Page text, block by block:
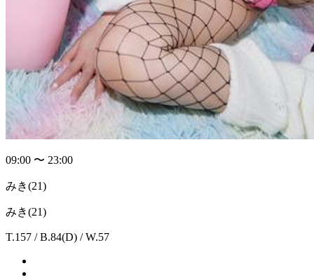
09:00 〜 23:00
みき(21)
みき(21)
T.157 / B.84(D) / W.57